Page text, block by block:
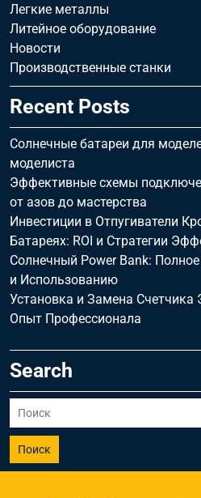
Легкие металлы
Литейное оборудование
Новости
Производственные станки
Recent Posts
Солнечные батареи для
моделиста
Эффективные схемы
от азов до мастерства
Инвестиции в Отпугиватели
Батареях: ROI и Стратегии
Солнечный Power Bank:
и Использованию
Установка и Замена Счетчика
Опыт Профессионала
Search
Поиск